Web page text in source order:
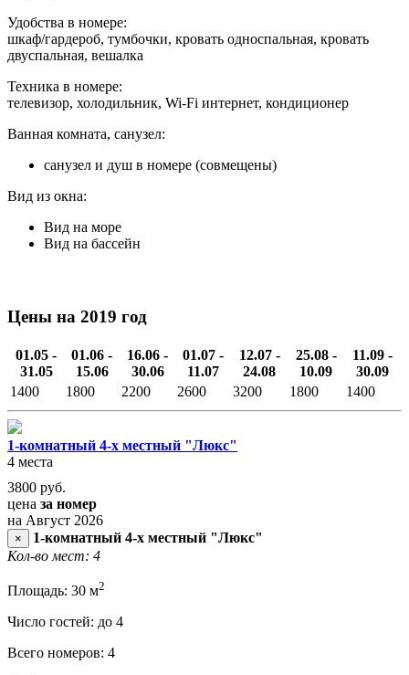
Удобства в номере:
шкаф/гардероб, тумбочки, кровать односпальная, кровать
двуспальная, вешалка
Техника в номере:
телевизор, холодильник, Wi-Fi интернет, кондиционер
Ванная комната, санузел:
санузел и душ в номере (совмещены)
Вид из окна:
Вид на море
Вид на бассейн
Цены на 2019 год
01.05 -
31.05
01.06 -
15.06
16.06 -
30.06
01.07 -
11.07
12.07 -
24.08
25.08 -
10.09
11.09 -
30.09
1400
1800 2200 2600 3200 1800 1400
1-комнатный 4-х местный "Люкс"
4 места
3800 руб.
цена за номер
на Август 2026
×
1-комнатный 4-х местный "Люкс"
Кол-во мест: 4
Площадь: 30 м2
Число гостей: до 4
Всего номеров: 4